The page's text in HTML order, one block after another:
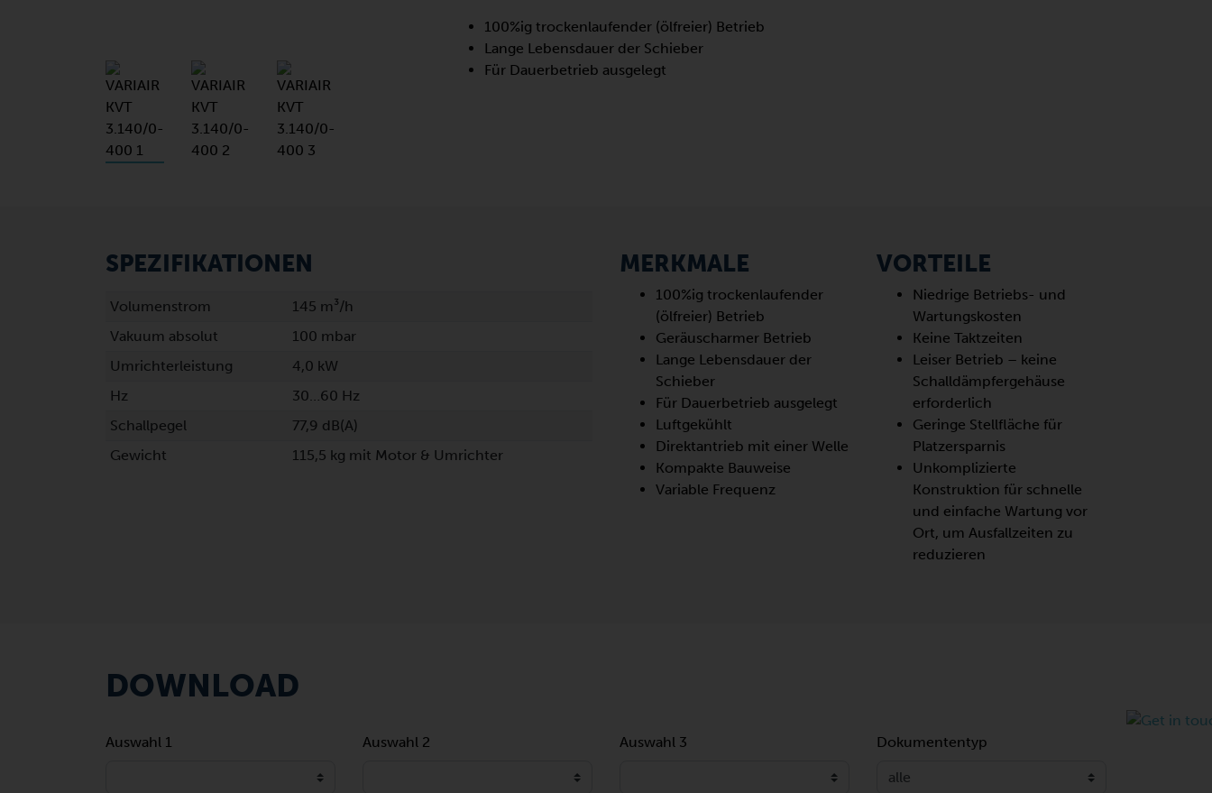
100%ig trockenlaufender (ölfreier) Betrieb
Lange Lebensdauer der Schieber
Für Dauerbetrieb ausgelegt
SPEZIFIKATIONEN
Volumenstrom
145 m³/h
Vakuum absolut
100 mbar
Umrichterleistung
4,0 kW
Hz
30…60 Hz
Schallpegel
77,9 dB(A)
Gewicht
115,5 kg mit Motor & Umrichter
MERKMALE
100%ig trockenlaufender
(ölfreier) Betrieb
Geräuscharmer Betrieb
Lange Lebensdauer der
Schieber
Für Dauerbetrieb ausgelegt
Luftgekühlt
Direktantrieb mit einer Welle
Kompakte Bauweise
Variable Frequenz
VORTEILE
Niedrige Betriebs- und
Wartungskosten
Keine Taktzeiten
Leiser Betrieb – keine
Schalldämpfergehäuse
erforderlich
Geringe Stellfläche für
Platzersparnis
Unkomplizierte
Konstruktion für schnelle
und einfache Wartung vor
Ort, um Ausfallzeiten zu
reduzieren
DOWNLOAD
Auswahl 1 Auswahl 2 Auswahl 3 Dokumententyp